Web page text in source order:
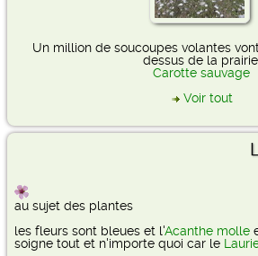
Un million de soucoupes volantes
dessus de la prairie.
Carotte sauvage
Voir tout
au sujet des plantes
les fleurs sont bleues et l'Acanthe molle
soigne tout et n'importe quoi car le